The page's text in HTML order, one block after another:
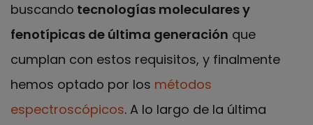
buscando tecnologías moleculares y
fenotípicas de última generación que
cumplan con estos requisitos, y finalmente
hemos optado por los métodos
espectroscópicos. A lo largo de la última